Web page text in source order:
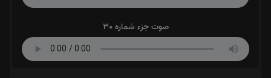
صوت جزء شماره 30